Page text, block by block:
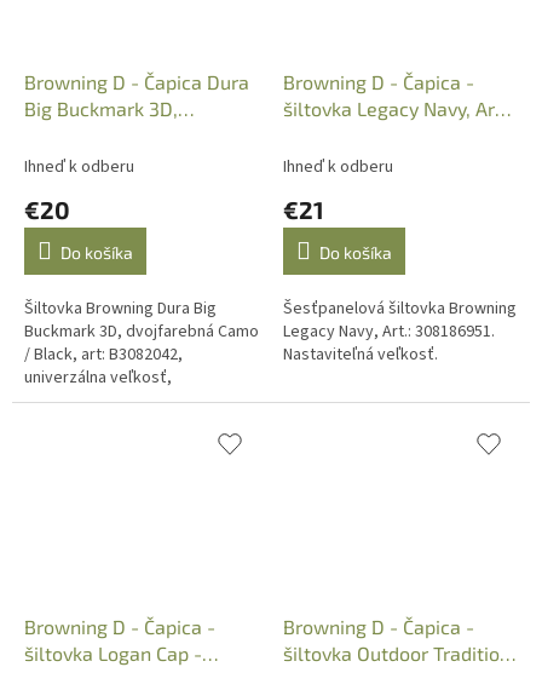
Browning D - Čapica Dura
Big Buckmark 3D,
Ihneď k odberu
€20
Do košíka
Šiltovka Browning Dura Big
Buckmark 3D, dvojfarebná Camo
/ Black, art: B3082042,
univerzálna veľkosť,
impregnovaná.
Browning D - Čapica -
šiltovka Legacy Navy, Art.:
Ihneď k odberu
€21
Do košíka
Šesťpanelová šiltovka Browning
Legacy Navy, Art.: 308186951.
Nastaviteľná veľkosť.
Browning D - Čapica -
šiltovka Logan Cap -
Browning D - Čapica -
šiltovka Outdoor Tradition